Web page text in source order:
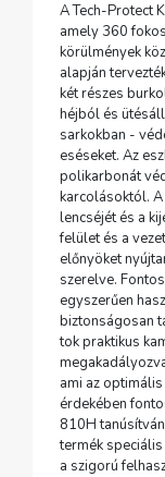
A Tech-Protect
amely 360
körülmények
alapján
két részes
héjból és
sarkokban -
eséseket. Az
polikarbonát
karcolásoktól.
lencséjét és a
felület és a
előnyöket
szerelve.
egyszerűen
biztonságosan
tok praktikus
ami az
érdekében
810H
termék
a szigorú